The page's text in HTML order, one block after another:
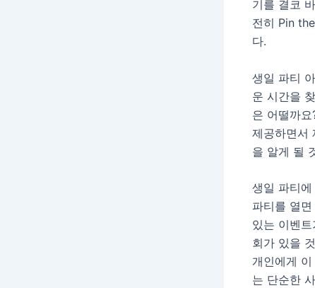
기를 결코
전히 Pin
다.
생일 파티
운 시간을
은 어떨까
제공하면서
을 알게 될
생일 파티
파티를 열
있는 이벤
회가 있을
개인에게
는 단순한